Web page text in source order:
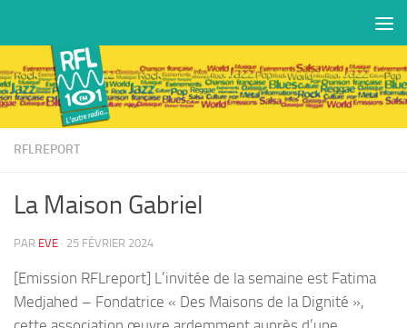
RFLREPORT
La Maison Gabriel
PAR EVE · 25 FÉVRIER 2024
[Emission RFLreport] L’invitée de la semaine est Fatima
Medjahed – Fondatrice « Des Maisons de la Dignité »,